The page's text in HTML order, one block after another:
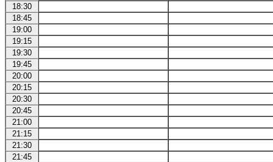
18:30
18:45
19:00
19:15
19:30
19:45
20:00
20:15
20:30
20:45
21:00
21:15
21:30
21:45